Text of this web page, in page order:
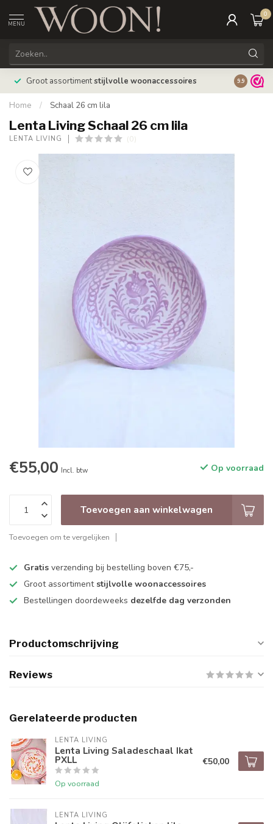
MENU
0
Groot assortimentstijlvolle woonaccessoires 9.9
Home / Schaal 26 cm lila
Lenta Living Schaal 26 cm lila
LENTA LIVING (0)
€55,00 Incl. btw Op voorraad
Toevoegen aan winkelwagen
Toevoegen om te vergelijken
Gratis verzending bij bestelling boven €75,-
Groot assortiment stijlvolle woonaccessoires
Bestellingen doordeweeks dezelfde dag verzonden
Productomschrijving
Reviews
Gerelateerde producten
LENTA LIVING
Lenta Living Saladeschaal Ikat
PXLL
Op voorraad
€50,00
LENTA LIVING